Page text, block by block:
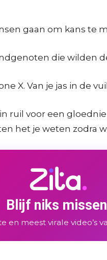
gaan om kans te
die wilden
X. Van je jas in de
ruil voor een
het je weten zodra
Blijf niks
en meest virale video’s